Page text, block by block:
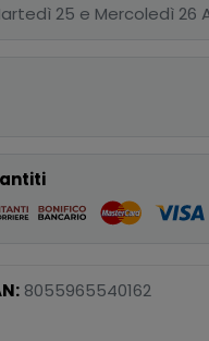
25 e Mercoledì 26
8055965540162